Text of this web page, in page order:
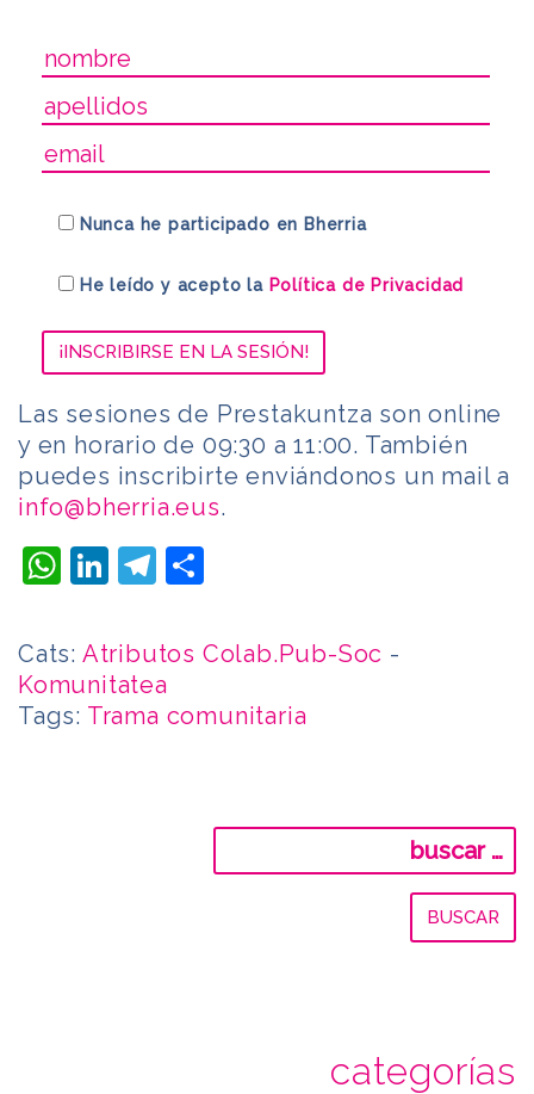
Nunca he participado en Bherria
He leído y acepto la Política de Privacidad
Las sesiones de Prestakuntza son online
y en horario de 09:30 a 11:00. También
puedes inscribirte enviándonos un mail a
info@bherria.eus.
WhatsApp
LinkedIn
Telegram
Cats: Atributos Colab.Pub-Soc -
Komunitatea
Tags: Trama comunitaria
categorías